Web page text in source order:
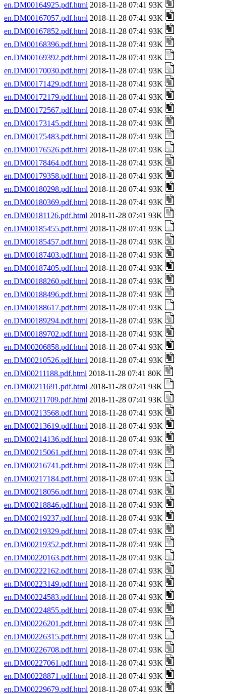
en.DM00164925.pdf.html 2018-11-28 07:41 93K
en.DM00167057.pdf.html 2018-11-28 07:41 93K
en.DM00167852.pdf.html 2018-11-28 07:41 93K
en.DM00168396.pdf.html 2018-11-28 07:41 93K
en.DM00169392.pdf.html 2018-11-28 07:41 93K
en.DM00170030.pdf.html 2018-11-28 07:41 93K
en.DM00171429.pdf.html 2018-11-28 07:41 93K
en.DM00172179.pdf.html 2018-11-28 07:41 93K
en.DM00172567.pdf.html 2018-11-28 07:41 93K
en.DM00173145.pdf.html 2018-11-28 07:41 93K
en.DM00175483.pdf.html 2018-11-28 07:41 93K
en.DM00176526.pdf.html 2018-11-28 07:41 93K
en.DM00178464.pdf.html 2018-11-28 07:41 93K
en.DM00179358.pdf.html 2018-11-28 07:41 93K
en.DM00180298.pdf.html 2018-11-28 07:41 93K
en.DM00180369.pdf.html 2018-11-28 07:41 93K
en.DM00181126.pdf.html 2018-11-28 07:41 93K
en.DM00185455.pdf.html 2018-11-28 07:41 93K
en.DM00185457.pdf.html 2018-11-28 07:41 93K
en.DM00187403.pdf.html 2018-11-28 07:41 93K
en.DM00187405.pdf.html 2018-11-28 07:41 93K
en.DM00188260.pdf.html 2018-11-28 07:41 93K
en.DM00188496.pdf.html 2018-11-28 07:41 93K
en.DM00188617.pdf.html 2018-11-28 07:41 93K
en.DM00189294.pdf.html 2018-11-28 07:41 93K
en.DM00189702.pdf.html 2018-11-28 07:41 93K
en.DM00206858.pdf.html 2018-11-28 07:41 93K
en.DM00210526.pdf.html 2018-11-28 07:41 93K
en.DM00211188.pdf.html 2018-11-28 07:41 80K
en.DM00211691.pdf.html 2018-11-28 07:41 93K
en.DM00211709.pdf.html 2018-11-28 07:41 93K
en.DM00213568.pdf.html 2018-11-28 07:41 93K
en.DM00213619.pdf.html 2018-11-28 07:41 93K
en.DM00214136.pdf.html 2018-11-28 07:41 93K
en.DM00215061.pdf.html 2018-11-28 07:41 93K
en.DM00216741.pdf.html 2018-11-28 07:41 93K
en.DM00217184.pdf.html 2018-11-28 07:41 93K
en.DM00218056.pdf.html 2018-11-28 07:41 93K
en.DM00218846.pdf.html 2018-11-28 07:41 93K
en.DM00219237.pdf.html 2018-11-28 07:41 93K
en.DM00219329.pdf.html 2018-11-28 07:41 93K
en.DM00219352.pdf.html 2018-11-28 07:41 93K
en.DM00220163.pdf.html 2018-11-28 07:41 93K
en.DM00222162.pdf.html 2018-11-28 07:41 93K
en.DM00223149.pdf.html 2018-11-28 07:41 93K
en.DM00224583.pdf.html 2018-11-28 07:41 93K
en.DM00224855.pdf.html 2018-11-28 07:41 93K
en.DM00226201.pdf.html 2018-11-28 07:41 93K
en.DM00226315.pdf.html 2018-11-28 07:41 93K
en.DM00226708.pdf.html 2018-11-28 07:41 93K
en.DM00227061.pdf.html 2018-11-28 07:41 93K
en.DM00228871.pdf.html 2018-11-28 07:41 93K
en.DM00229679.pdf.html 2018-11-28 07:41 93K